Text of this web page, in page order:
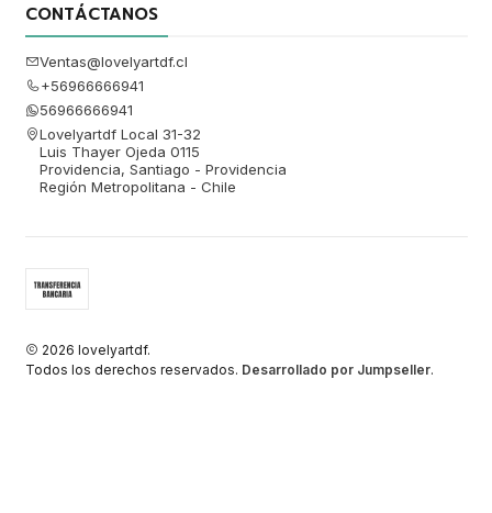
CONTÁCTANOS
Ventas@lovelyartdf.cl
+56966666941
56966666941
Lovelyartdf Local 31-32
Luis Thayer Ojeda 0115
Providencia, Santiago - Providencia
Región Metropolitana - Chile
2026 lovelyartdf.
Todos los derechos reservados. Desarrollado por Jumpseller.